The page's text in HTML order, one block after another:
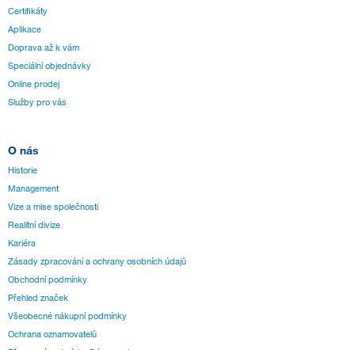
Certifikáty
Aplikace
Doprava až k vám
Speciální objednávky
Online prodej
Služby pro vás
O nás
Historie
Management
Vize a mise společnosti
Realitní divize
Kariéra
Zásady zpracování a ochrany osobních údajů
Obchodní podmínky
Přehled značek
Všeobecné nákupní podmínky
Ochrana oznamovatelů